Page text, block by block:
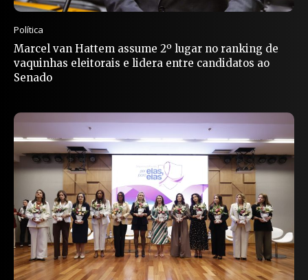
Política
Marcel van Hattem assume 2º lugar no ranking de
vaquinhas eleitorais e lidera entre candidatos ao
Senado